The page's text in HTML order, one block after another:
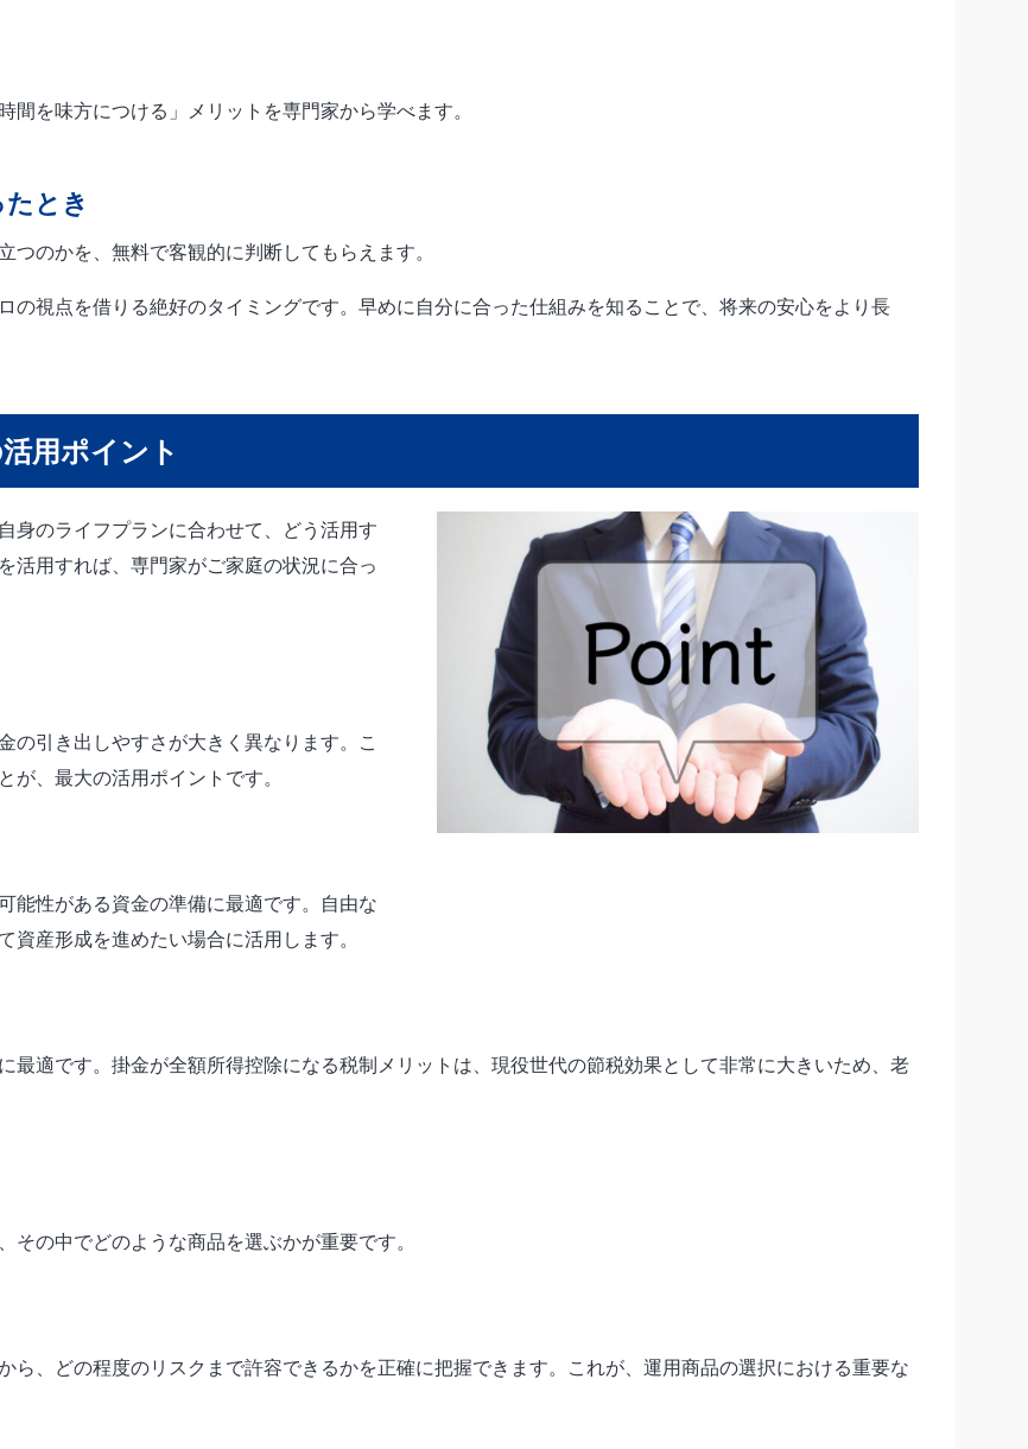
を味方につける」メリットを専門家から学べます。
とき
のかを、無料で客観的に判断してもらえます。
の視点を借りる絶好のタイミングです。早めに自分に合った仕組みを知ることで、将来の安心をより長
用ポイント
身のライフプランに合わせて、どう活用す
活用すれば、専門家がご家庭の状況に合っ
の引き出しやすさが大きく異なります。こ
、最大の活用ポイントです。
能性がある資金の準備に最適です。自由な
産形成を進めたい場合に活用します。
最適です。掛金が全額所得控除になる税制メリットは、現役世代の節税効果として非常に大きいため、老
の中でどのような商品を選ぶかが重要です。
ら、どの程度のリスクまで許容できるかを正確に把握できます。これが、運用商品の選択における重要な